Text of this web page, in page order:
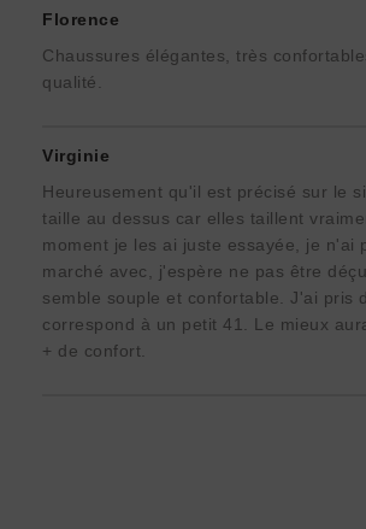
Florence
Chaussures élégantes, très
qualité.
Virginie
Heureusement qu'il est précisé sur le
taille au dessus car elles taillent
moment je les ai juste essayée, je n'ai
marché avec, j'espère ne pas être
semble souple et confortable. J'ai pris
correspond à un petit 41. Le mieux
+ de confort.